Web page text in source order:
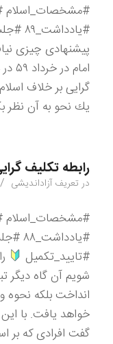
#مشخصات_اسلام
پیشنهادی چیزی
گرايى بر خلاف
يك نحو به آن نظر
رابطه تکلیف
در تعریف آزاداندیشی /
#مشخصات_اسلام
#تایید_تکمیل
شویم آن گاه دیگر
انداخت بلکه نحوه
خواهد یافت. با
گفت افرادی که بر